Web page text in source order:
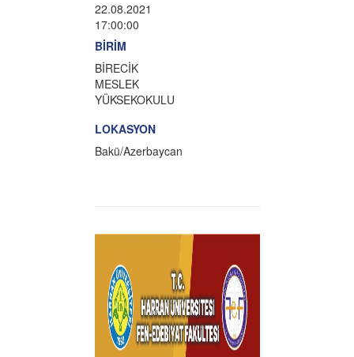
22.08.2021
17:00:00
BİRİM
BİRECİK
MESLEK
YÜKSEKOKULU
LOKASYON
Bakü/Azerbaycan